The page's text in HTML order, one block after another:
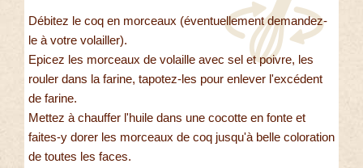
Débitez le coq en morceaux (éventuellement demandez-
le à votre volailler).
Epicez les morceaux de volaille avec sel et poivre, les
rouler dans la farine, tapotez-les pour enlever l'excédent
de farine.
Mettez à chauffer l'huile dans une cocotte en fonte et
faites-y dorer les morceaux de coq jusqu'à belle coloration
de toutes les faces.